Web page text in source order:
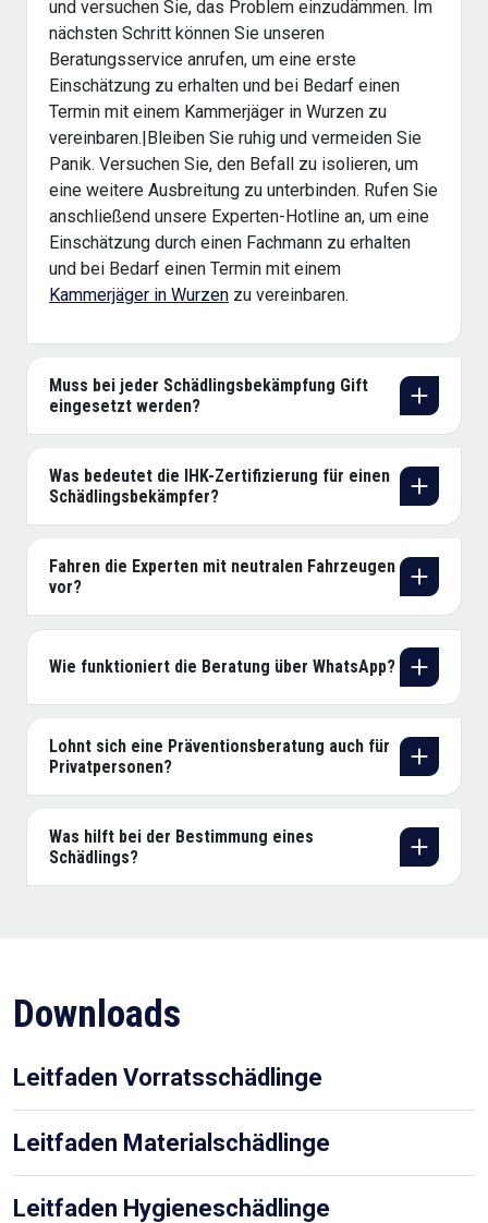
und versuchen Sie, das Problem einzudämmen. Im
nächsten Schritt können Sie unseren
Beratungsservice anrufen, um eine erste
Einschätzung zu erhalten und bei Bedarf einen
Termin mit einem Kammerjäger in Wurzen zu
vereinbaren.|Bleiben Sie ruhig und vermeiden Sie
Panik. Versuchen Sie, den Befall zu isolieren, um
eine weitere Ausbreitung zu unterbinden. Rufen Sie
anschließend unsere Experten-Hotline an, um eine
Einschätzung durch einen Fachmann zu erhalten
und bei Bedarf einen Termin mit einem
Kammerjäger in Wurzen zu vereinbaren.
Muss bei jeder Schädlingsbekämpfung Gift
eingesetzt werden?
Was bedeutet die IHK-Zertifizierung für einen
Schädlingsbekämpfer?
Fahren die Experten mit neutralen Fahrzeugen
vor?
Wie funktioniert die Beratung über WhatsApp?
Lohnt sich eine Präventionsberatung auch für
Privatpersonen?
Was hilft bei der Bestimmung eines
Schädlings?
Downloads
Leitfaden Vorratsschädlinge
Leitfaden Materialschädlinge
Leitfaden Hygieneschädlinge